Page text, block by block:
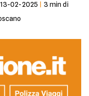
13-02-2025 3 min di